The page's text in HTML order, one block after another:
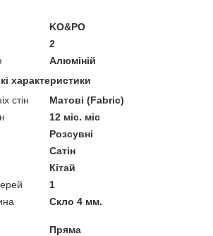
KO&PO
2
Алюміній
характеристики
стін
Матові (Fabric)
12 міс. міс
Розсувні
Сатін
Кітай
1
Скло 4 мм.
Пряма